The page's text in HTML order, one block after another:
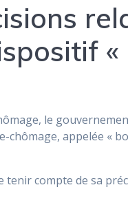
le
appelée «
tenir compte de sa